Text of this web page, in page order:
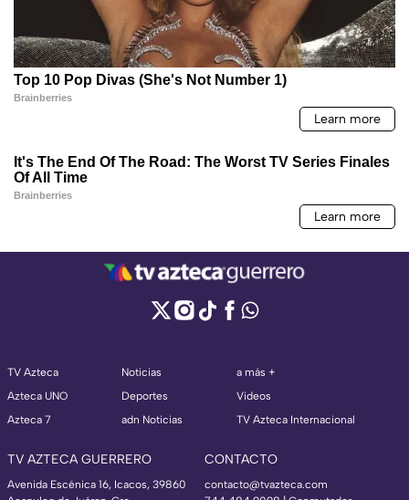
TV Azteca
Azteca UNO
Azteca 7
Noticias
Deportes
adn Noticias
a más +
Videos
TV Azteca Internacional
TV AZTECA GUERRERO
Avenida Escénica 16, Icacos, 39860
CONTACTO
contacto@tvazteca.com